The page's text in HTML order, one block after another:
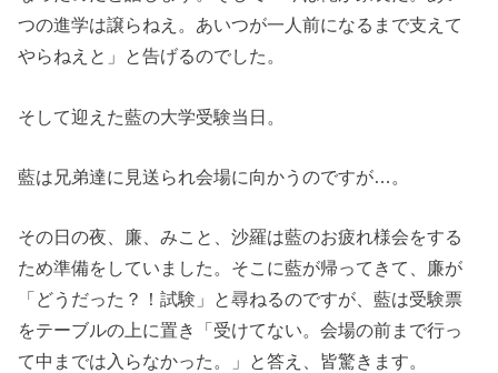
つの進学は譲らねえ。あいつが一人前になるまで支えて
やらねえと」と告げるのでした。
そして迎えた藍の大学受験当日。
藍は兄弟達に見送られ会場に向かうのですが…。
その日の夜、廉、みこと、沙羅は藍のお疲れ様会をする
ため準備をしていました。そこに藍が帰ってきて、廉が
「どうだった？！試験」と尋ねるのですが、藍は受験票
をテーブルの上に置き「受けてない。会場の前まで行っ
て中までは入らなかった。」と答え、皆驚きます。